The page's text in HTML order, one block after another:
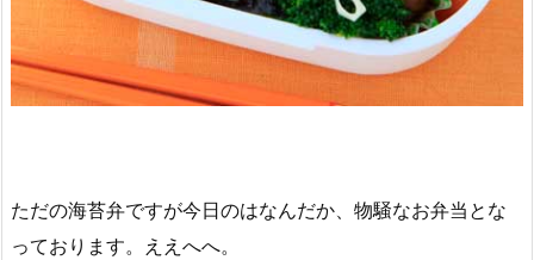
ただの海苔弁ですが今日のはなんだか、物騒なお弁当とな
っております。ええへへ。